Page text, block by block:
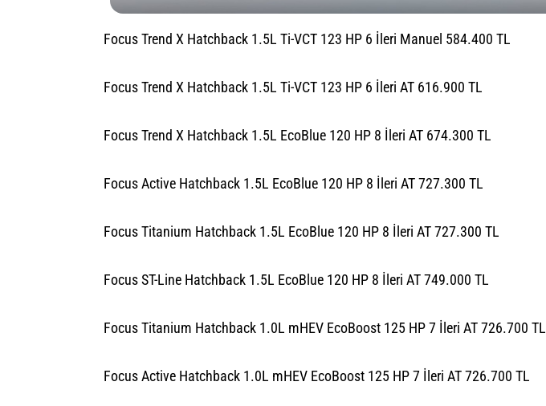
Focus Trend X Hatchback 1.5L Ti-VCT 123 HP 6 İleri Manuel 584.400 TL
Focus Trend X Hatchback 1.5L Ti-VCT 123 HP 6 İleri AT 616.900 TL
Focus Trend X Hatchback 1.5L EcoBlue 120 HP 8 İleri AT 674.300 TL
Focus Active Hatchback 1.5L EcoBlue 120 HP 8 İleri AT 727.300 TL
Focus Titanium Hatchback 1.5L EcoBlue 120 HP 8 İleri AT 727.300 TL
Focus ST-Line Hatchback 1.5L EcoBlue 120 HP 8 İleri AT 749.000 TL
Focus Titanium Hatchback 1.0L mHEV EcoBoost 125 HP 7 İleri AT 726.700 TL
Focus Active Hatchback 1.0L mHEV EcoBoost 125 HP 7 İleri AT 726.700 TL